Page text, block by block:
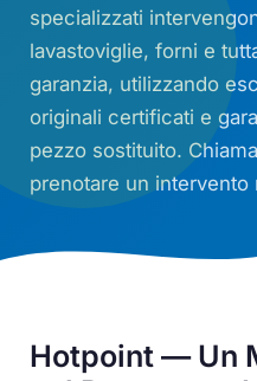
specializzati
lavastoviglie, forni e
garanzia, utilizzando
originali certificati e
pezzo sostituito.
prenotare un
Hotpoint — Un